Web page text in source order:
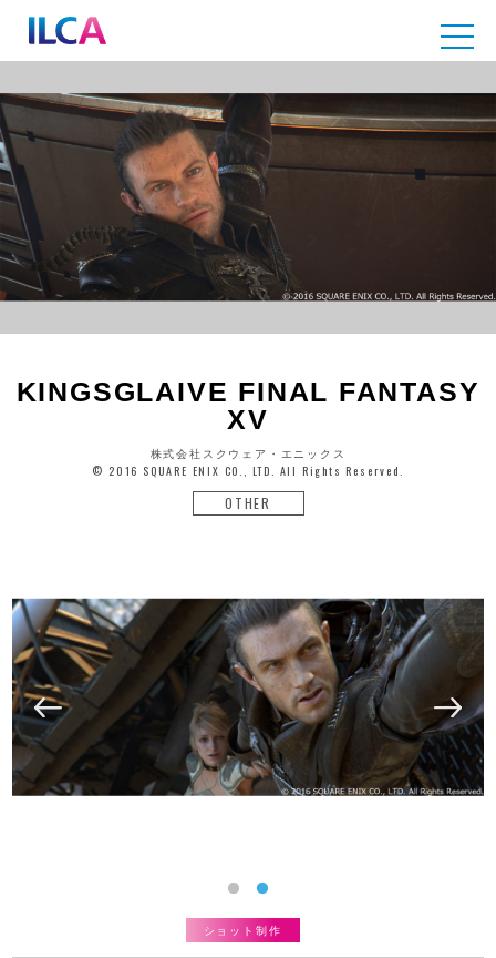
KINGSGLAIVE FINAL FANTASY
XV
株式会社スクウェア・エニックス
© 2016 SQUARE ENIX CO., LTD. All Rights Reserved.
OTHER
ショット制作